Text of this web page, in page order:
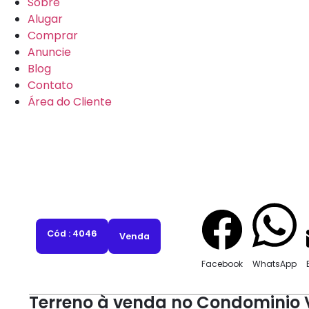
Alugar
Comprar
Anuncie
Blog
Contato
Área do Cliente
Cód : 4046 Venda
Facebook WhatsApp
Terreno à venda no